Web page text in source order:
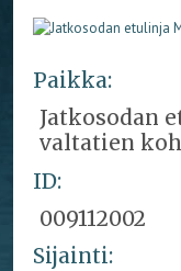
Paikka:
Jatkosodan
valtatien
ID:
009112002
Sijainti: